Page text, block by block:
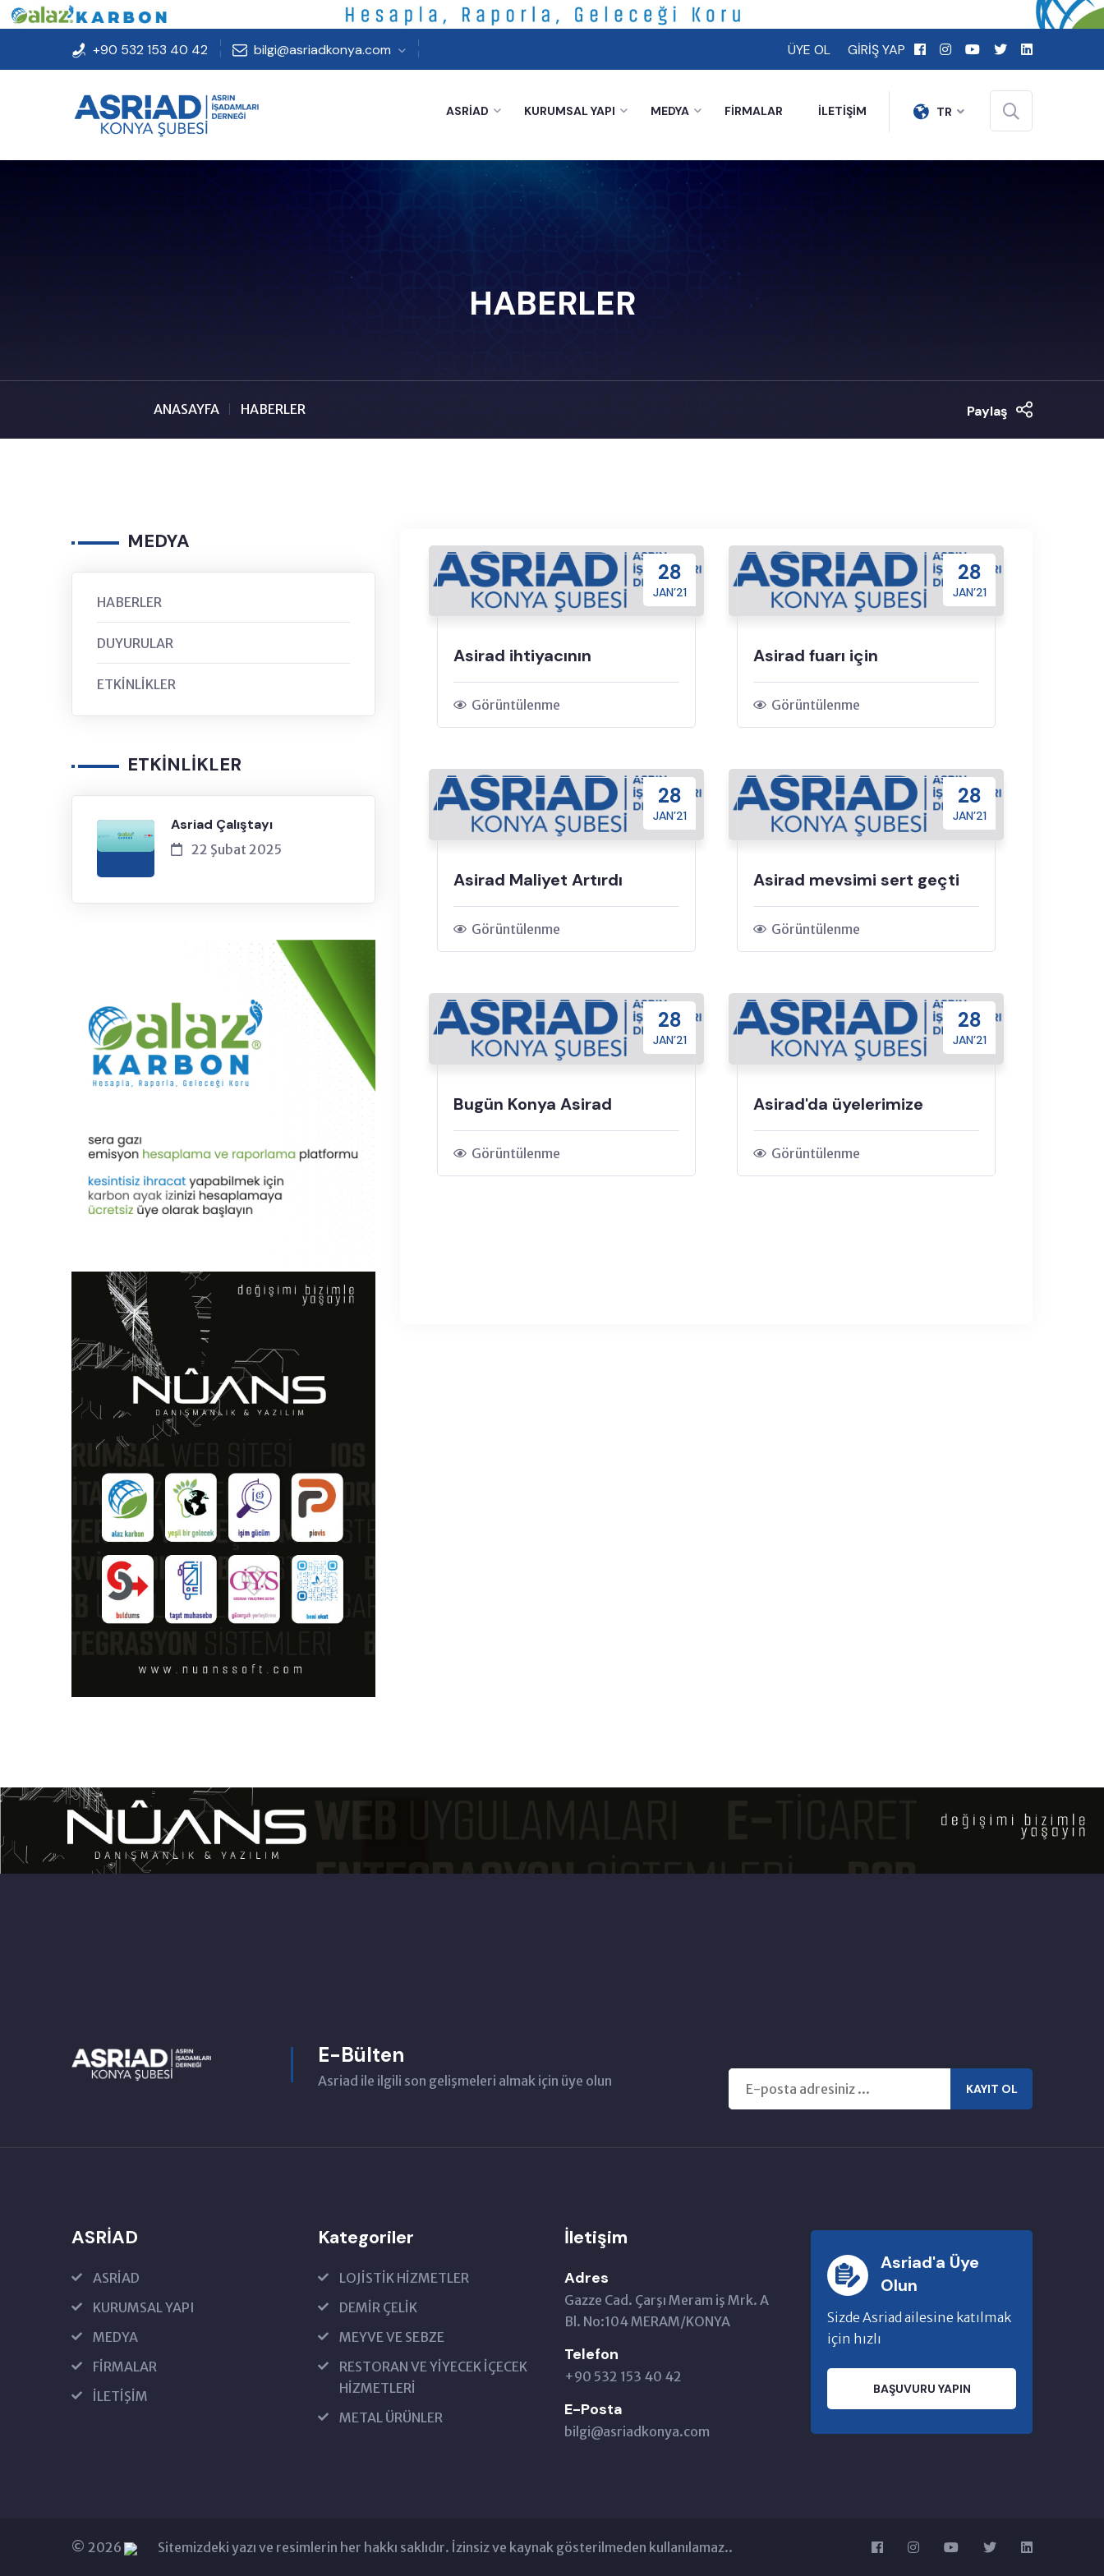
+90 532 153 40 42 bilgi@asriadkonya.com ÜYE OL GİRİŞ YAP
ASRİAD KURUMSAL YAPI MEDYA FİRMALAR İLETİŞİM TR
HABERLER
ANASAYFA HABERLER Paylaş
MEDYA
HABERLER
DUYURULAR
ETKİNLİKLER
ETKİNLİKLER
Asriad Çalıştayı
22 Şubat 2025
28
JAN’21
Asirad ihtiyacının
Görüntülenme
28
JAN’21
Asirad fuarı için
Görüntülenme
28
JAN’21
Asirad Maliyet Artırdı
Görüntülenme
28
JAN’21
Asirad mevsimi sert geçti
Görüntülenme
28
JAN’21
Bugün Konya Asirad
Görüntülenme
28
JAN’21
Asirad'da üyelerimize
Görüntülenme
E-Bülten
Asriad ile ilgili son gelişmeleri almak için üye olun KAYIT OL
ASRİAD
ASRİAD
KURUMSAL YAPI
MEDYA
FİRMALAR
İLETİŞİM
Kategoriler
LOJİSTİK HİZMETLER
DEMİR ÇELİK
MEYVE VE SEBZE
RESTORAN VE YİYECEK İÇECEK
HİZMETLERİ
METAL ÜRÜNLER
İletişim
Adres
Gazze Cad. Çarşı Meram iş Mrk. A
Bl. No:104 MERAM/KONYA
Telefon
+90 532 153 40 42
E-Posta
bilgi@asriadkonya.com
Asriad'a Üye
Olun
Sizde Asriad ailesine katılmak
için hızlı
BAŞUVURU YAPIN
© 2026 Sitemizdeki yazı ve resimlerin her hakkı saklıdır. İzinsiz ve kaynak gösterilmeden kullanılamaz..